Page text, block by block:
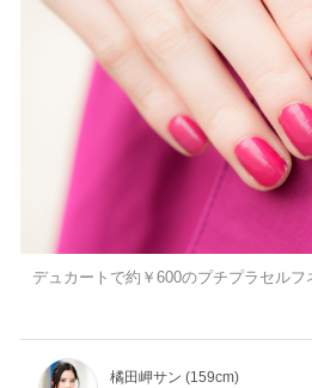
デュカートで約￥600のプチプラセル
橘田岬サン (159cm)